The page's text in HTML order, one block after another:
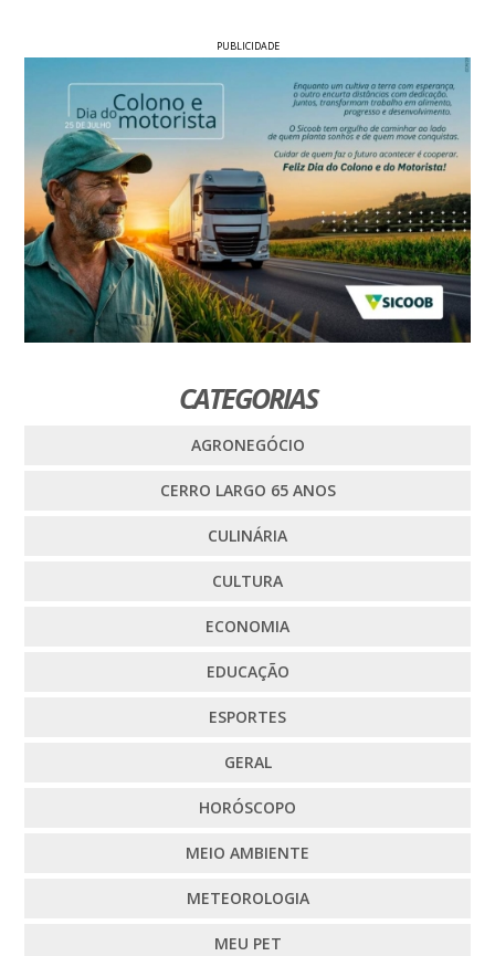
PUBLICIDADE
CATEGORIAS
AGRONEGÓCIO
CERRO LARGO 65 ANOS
CULINÁRIA
CULTURA
ECONOMIA
EDUCAÇÃO
ESPORTES
GERAL
HORÓSCOPO
MEIO AMBIENTE
METEOROLOGIA
MEU PET